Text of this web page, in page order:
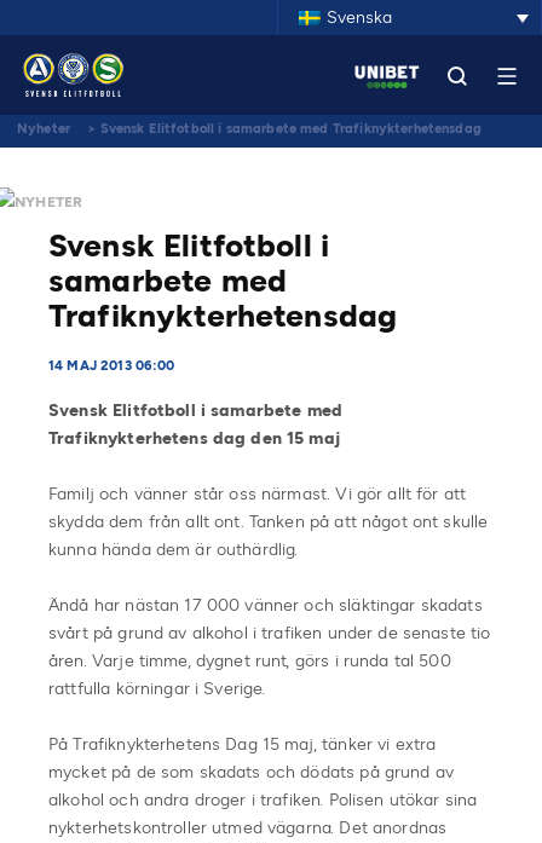
Svenska
Nyheter > Svensk Elitfotboll i samarbete med Trafiknykterhetensdag
NYHETER
Svensk Elitfotboll i
samarbete med
Trafiknykterhetensdag
14 MAJ 2013 06:00
Svensk Elitfotboll i samarbete med
Trafiknykterhetens dag den 15 maj
Familj och vänner står oss närmast. Vi gör allt för att
skydda dem från allt ont. Tanken på att något ont skulle
kunna hända dem är outhärdlig.
Ändå har nästan 17 000 vänner och släktingar skadats
svårt på grund av alkohol i trafiken under de senaste tio
åren. Varje timme, dygnet runt, görs i runda tal 500
rattfulla körningar i Sverige.
På Trafiknykterhetens Dag 15 maj, tänker vi extra
mycket på de som skadats och dödats på grund av
alkohol och andra droger i trafiken. Polisen utökar sina
nykterhetskontroller utmed vägarna. Det anordnas